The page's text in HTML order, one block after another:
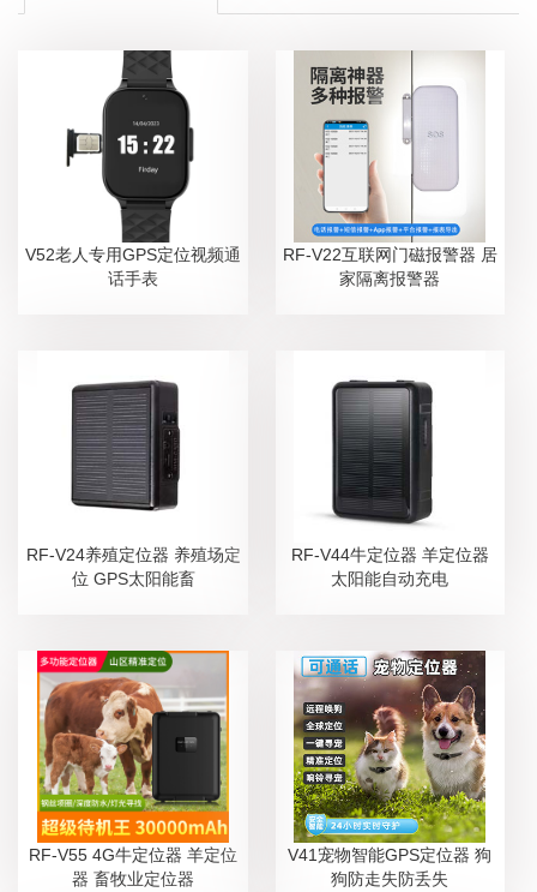
V52老人专用GPS定位视频通
话手表
RF-V22互联网门磁报警器 居
家隔离报警器
RF-V24养殖定位器 养殖场定
位 GPS太阳能畜
RF-V44牛定位器 羊定位器
太阳能自动充电
RF-V55 4G牛定位器 羊定位
器 畜牧业定位器
V41宠物智能GPS定位器 狗
狗防走失防丢失